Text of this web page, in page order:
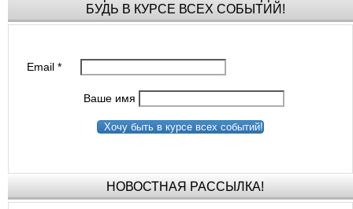
БУДЬ В КУРСЕ ВСЕХ СОБЫТИЙ!
Email*
Ваше имя
Хочу быть в курсе всех событий!
НОВОСТНАЯ РАССЫЛКА!